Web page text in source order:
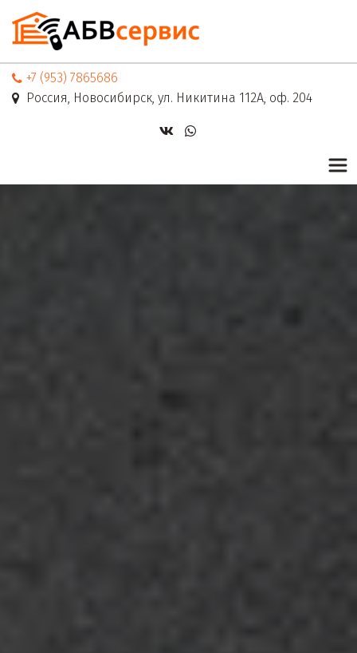
+7 (953) 7865686
Россия, Новосибирск, ул. Никитина 112А, оф. 204